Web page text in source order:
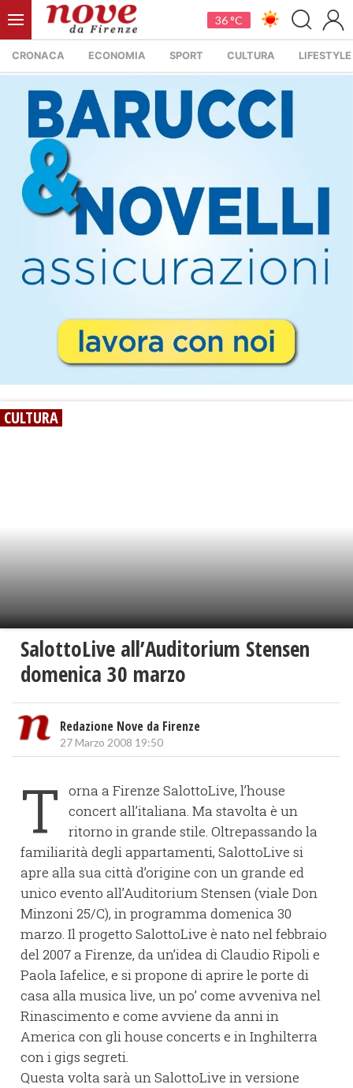
36 °C
CRONACA ECONOMIA SPORT CULTURA LIFESTYLE
CULTURA
SalottoLive all’Auditorium Stensen
domenica 30 marzo
Redazione Nove da Firenze
27 Marzo 2008 19:50
T
orna a Firenze SalottoLive, l’house
concert all’italiana. Ma stavolta è un
ritorno in grande stile. Oltrepassando la
familiarità degli appartamenti, SalottoLive si
apre alla sua città d’origine con un grande ed
unico evento all’Auditorium Stensen (viale Don
Minzoni 25/C), in programma domenica 30
marzo. Il progetto SalottoLive è nato nel febbraio
del 2007 a Firenze, da un’idea di Claudio Ripoli e
Paola Iafelice, e si propone di aprire le porte di
casa alla musica live, un po’ come avveniva nel
Rinascimento e come avviene da anni in
America con gli house concerts e in Inghilterra
con i gigs segreti.
Questa volta sarà un SalottoLive in versione